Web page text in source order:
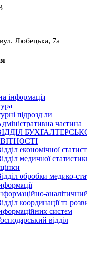
Любецька, 7а
інформація
підрозділи
частина
економічної
медичної
обробки медико-
аналітичний
координації та
систем
відділ